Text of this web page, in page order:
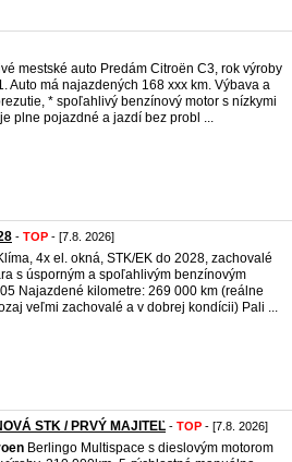
mestské auto Predám Citroën C3, rok výroby
Auto má najazdených 168 xxx km. Výbava a
* spoľahlivý benzínový motor s nízkymi
plne pojazdné a jazdí bez probl ...
- TOP - [7.8. 2026]
4x el. okná, STK/EK do 2028, zachovalé
s úsporným a spoľahlivým benzínovým
Najazdené kilometre: 269 000 km (reálne
veľmi zachovalé a v dobrej kondícii) Pali ...
STK / PRVÝ MAJITEĽ - TOP - [7.8. 2026]
Berlingo Multispace s dieslovým motorom